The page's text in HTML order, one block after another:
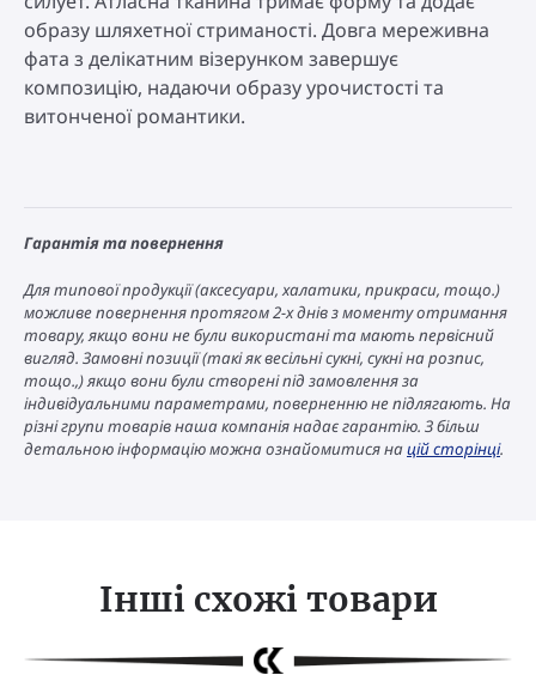
образу шляхетної стриманості. Довга мереживна
фата з делікатним візерунком завершує
композицію, надаючи образу урочистості та
витонченої романтики.
Гарантія та повернення
Для типової продукції (аксесуари, халатики, прикраси, тощо.)
можливе повернення протягом 2-х днів з моменту отримання
товару, якщо вони не були використані та мають первісний
вигляд. Замовні позиції (такі як весільні сукні, сукні на розпис,
тощо.,) якщо вони були створені під замовлення за
індивідуальними параметрами, поверненню не підлягають. На
різні групи товарів наша компанія надає гарантію. З більш
детальною інформацію можна ознайомитися націй сторінці.
Інші схожі товари